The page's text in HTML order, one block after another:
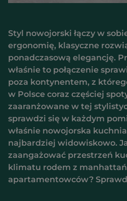
Styl nowojorski łączy w
ergonomię, klasyczne
ponadczasową elegancję.
właśnie to połączenie
poza kontynentem, z
w Polsce coraz częściej
zaaranżowane w tej
sprawdzi się w każdym
właśnie nowojorska
najbardziej widowiskowo.
zaangażować przestrzeń
klimatu rodem z
apartamentowców?